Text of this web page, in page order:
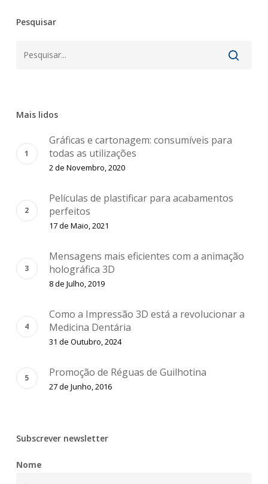
Pesquisar
Mais lidos
Gráficas e cartonagem: consumíveis para
todas as utilizações
2 de Novembro, 2020
Películas de plastificar para acabamentos
perfeitos
17 de Maio, 2021
Mensagens mais eficientes com a animação
holográfica 3D
8 de Julho, 2019
Como a Impressão 3D está a revolucionar a
Medicina Dentária
31 de Outubro, 2024
Promoção de Réguas de Guilhotina
27 de Junho, 2016
Subscrever newsletter
Nome